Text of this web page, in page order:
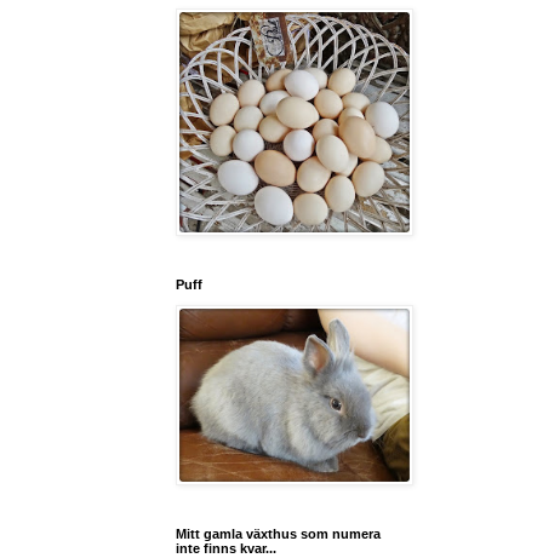
Puff
Mitt gamla växthus som numera
inte finns kvar...